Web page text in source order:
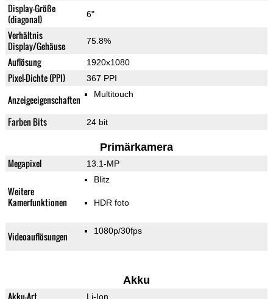
Display-Größe
(diagonal)
6"
Verhältnis
Display/Gehäuse
75.8%
Auflösung 1920x1080
Pixel-Dichte (PPI) 367 PPI
Anzeigeeigenschaften Multitouch
Farben Bits 24 bit
Primärkamera
Megapixel 13.1-MP
Weitere
Kamerfunktionen
Blitz
HDR foto
Videoauflösungen 1080p/30fps
Akku
Akku-Art Li-Ion